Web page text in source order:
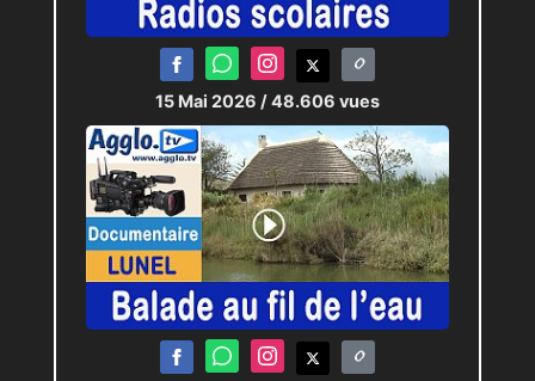
15 Mai 2026 / 48.606 vues